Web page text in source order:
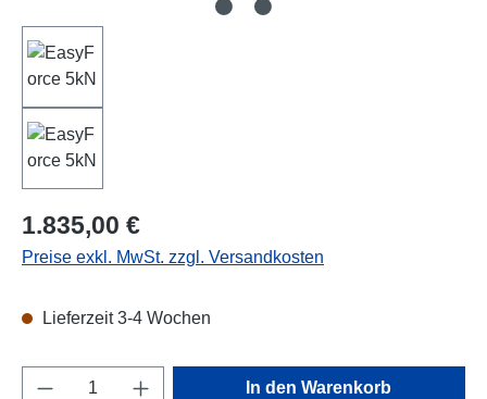
Regulärer Preis:
1.835,00 €
Preise exkl. MwSt. zzgl. Versandkosten
Lieferzeit 3-4 Wochen
Produkt Anzahl: Gib den gewünschten
In den Warenkorb